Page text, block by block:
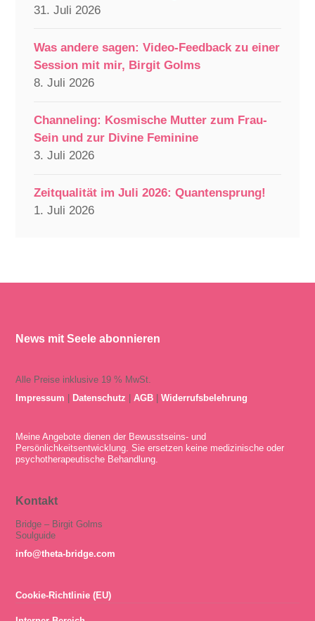
31. Juli 2026
Was andere sagen: Video-Feedback zu einer
Session mit mir, Birgit Golms
8. Juli 2026
Channeling: Kosmische Mutter zum Frau-
Sein und zur Divine Feminine
3. Juli 2026
Zeitqualität im Juli 2026: Quantensprung!
1. Juli 2026
News mit Seele abonnieren
Alle Preise inklusive 19 % MwSt.
Impressum
Datenschutz |AGB |Widerrufsbelehrung
Meine Angebote dienen der Bewusstseins- und
Persönlichkeitsentwicklung. Sie ersetzen keine medizinische oder
psychotherapeutische Behandlung.
Kontakt
Bridge – Birgit Golms
Soulguide
info@theta-bridge.com
Cookie-Richtlinie (EU)